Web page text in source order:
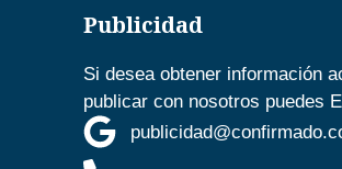
Publicidad
Si desea obtener información
publicar con nosotros puedes